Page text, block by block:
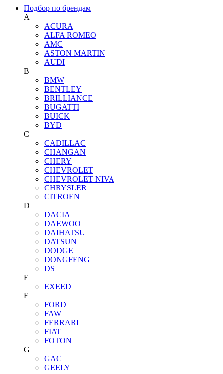
Подбор по брендам
A
ACURA
ALFA ROMEO
AMC
ASTON MARTIN
AUDI
B
BMW
BENTLEY
BRILLIANCE
BUGATTI
BUICK
BYD
C
CADILLAC
CHANGAN
CHERY
CHEVROLET
CHEVROLET NIVA
CHRYSLER
CITROEN
D
DACIA
DAEWOO
DAIHATSU
DATSUN
DODGE
DONGFENG
DS
E
EXEED
F
FORD
FAW
FERRARI
FIAT
FOTON
G
GAC
GEELY